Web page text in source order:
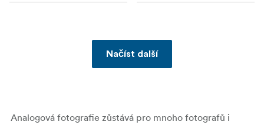
Načíst další
Analogová fotografie zůstává pro mnoho fotografů i